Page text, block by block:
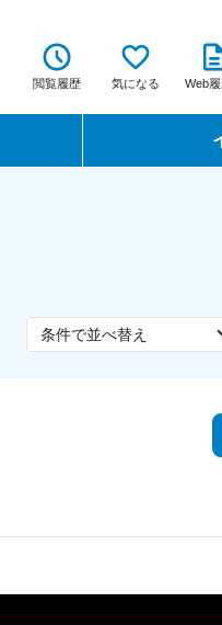
閲覧履歴 気になる Web
条件で並べ替え